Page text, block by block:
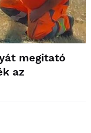
megitató
az